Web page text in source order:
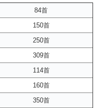
84首
150首
250首
309首
114首
160首
350首